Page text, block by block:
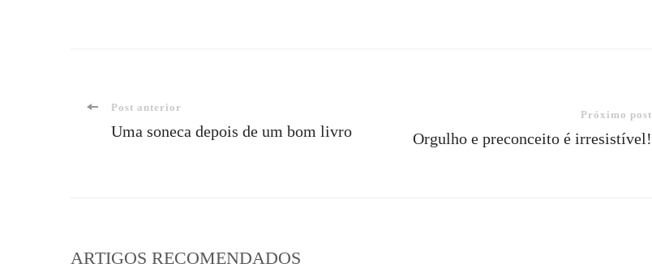
Navegação
Post anterior
Uma soneca depois de um bom livro
Próximo post
Orgulho e preconceito é irresistível!
ARTIGOS RECOMENDADOS